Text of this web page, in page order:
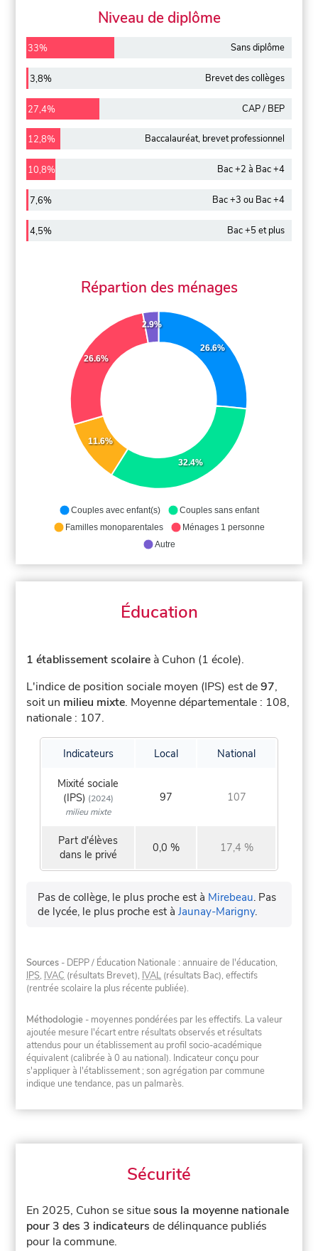
Niveau de diplôme
33% Sans diplôme
3,8% Brevet des collèges
27,4% CAP / BEP
12,8% Baccalauréat, brevet professionnel
10,8% Bac +2 à Bac +4
7,6% Bac +3 ou Bac +4
4,5% Bac +5 et plus
Répartion des ménages
26.6%
32.4%
11.6%
26.6%
2.9%
Couples avec enfant(s)
Couples sans enfant
Familles monoparentales
Ménages 1 personne
Autre
Éducation
1 établissement scolaire à Cuhon (1 école).
L'indice de position sociale moyen (IPS) est de97,
soit un milieu mixte. Moyenne départementale : 108,
nationale : 107.
Indicateurs Local National
Mixité sociale
(IPS) (2024)
milieu mixte
97 107
Part d'élèves
dans le privé
0,0 % 17,4 %
Pas de collège, le plus proche est à Mirebeau. Pas
de lycée, le plus proche est àJaunay-Marigny.
Sources - DEPP / Éducation Nationale : annuaire de l'éducation,
IPS, IVAC (résultats Brevet), IVAL (résultats Bac), effectifs
(rentrée scolaire la plus récente publiée).
Méthodologie - moyennes pondérées par les effectifs. La valeur
ajoutée mesure l'écart entre résultats observés et résultats
attendus pour un établissement au profil socio-académique
équivalent (calibrée à 0 au national). Indicateur conçu pour
s'appliquer à l'établissement ; son agrégation par commune
indique une tendance, pas un palmarès.
Sécurité
En 2025, Cuhon se situesous la moyenne nationale
pour 3 des 3 indicateurs de délinquance publiés
pour la commune.